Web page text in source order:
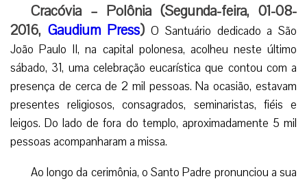
Cracóvia – Polônia (Segunda-feira, 01-08-
2016, Gaudium Press) O Santuário dedicado a São
João Paulo II, na capital polonesa, acolheu neste último
sábado, 31, uma celebração eucarística que contou com a
presença de cerca de 2 mil pessoas. Na ocasião, estavam
presentes religiosos, consagrados, seminaristas, fiéis e
leigos. Do lado de fora do templo, aproximadamente 5 mil
pessoas acompanharam a missa.
Ao longo da cerimônia, o Santo Padre pronunciou a sua